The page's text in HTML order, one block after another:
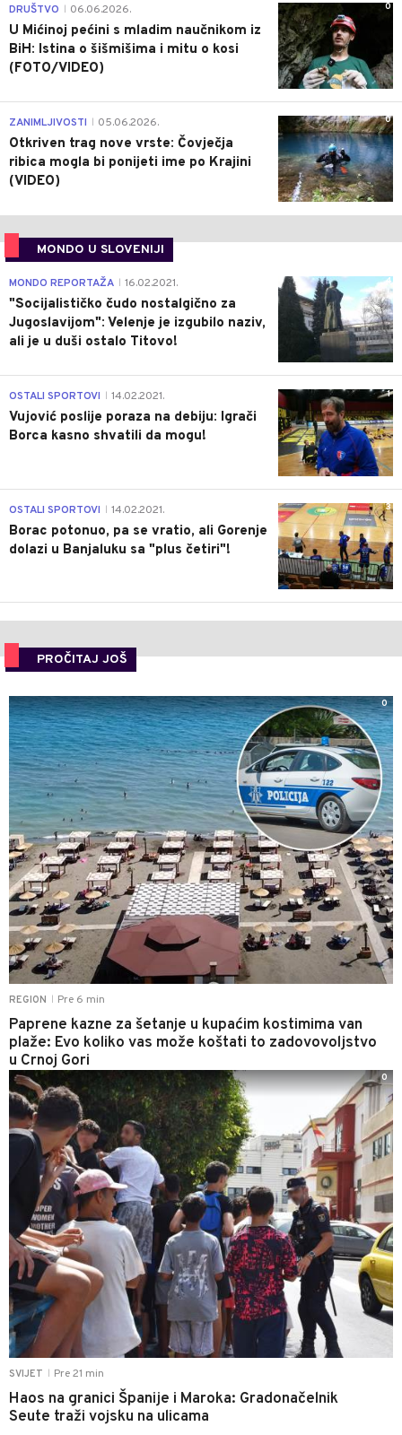
0
DRUŠTVO 06.06.2026.
U Mićinoj pećini s mladim naučnikom iz
BiH: Istina o šišmišima i mitu o kosi
(FOTO/VIDEO)
0
ZANIMLJIVOSTI 05.06.2026.
Otkriven trag nove vrste: Čovječja
ribica mogla bi ponijeti ime po Krajini
(VIDEO)
MONDO U SLOVENIJI
4
MONDO REPORTAŽA 16.02.2021.
"Socijalističko čudo nostalgično za
Jugoslavijom": Velenje je izgubilo naziv,
ali je u duši ostalo Titovo!
1
OSTALI SPORTOVI 14.02.2021.
Vujović poslije poraza na debiju: Igrači
Borca kasno shvatili da mogu!
3
OSTALI SPORTOVI 14.02.2021.
Borac potonuo, pa se vratio, ali Gorenje
dolazi u Banjaluku sa "plus četiri"!
PROČITAJ JOŠ
REGION Pre 6 min
Paprene kazne za šetanje u kupaćim kostimima van
plaže: Evo koliko vas može koštati to zadovovoljstvo
u Crnoj Gori
0
SVIJET Pre 21 min
Haos na granici Španije i Maroka: Gradonačelnik
Seute traži vojsku na ulicama
0